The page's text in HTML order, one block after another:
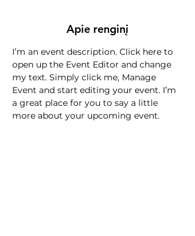
Apie renginį
I’m an event description. Click here to
open up the Event Editor and change
my text. Simply click me, Manage
Event and start editing your event. I’m
a great place for you to say a little
more about your upcoming event.